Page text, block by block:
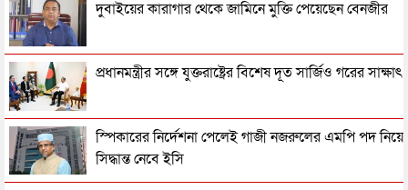
দুবাইয়ের কারাগার থেকে জামিনে মুক্তি পেয়েছেন বেনজীর
প্রধানমন্ত্রীর সঙ্গে যুক্তরাষ্ট্রের বিশেষ দূত সার্জিও গরের সাক্ষাৎ
স্পিকারের নির্দেশনা পেলেই গাজী নজরুলের এমপি পদ নিয়ে
সিদ্ধান্ত নেবে ইসি